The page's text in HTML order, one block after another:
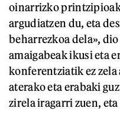
oinarrizko
argudiatzen du, eta
beharrezkoa dela»,
amaigabeak ikusi eta
konferentziatik ez
aterako eta erabaki
zirela iragarri zuen,